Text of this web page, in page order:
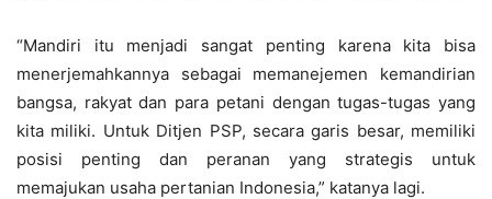
“Mandiri itu menjadi sangat penting karena kita bisa
menerjemahkannya sebagai memanejemen kemandirian
bangsa, rakyat dan para petani dengan tugas-tugas yang
kita miliki. Untuk Ditjen PSP, secara garis besar, memiliki
posisi penting dan peranan yang strategis untuk
memajukan usaha pertanian Indonesia,” katanya lagi.